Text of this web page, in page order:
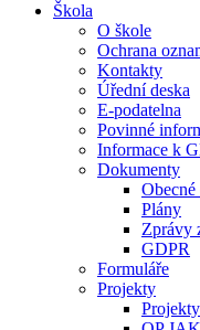
Škola
O škole
Ochrana
Kontakty
Úřední deska
E-podatelna
Povinné
Informace k
Dokumenty
Plány
Zprávy
GDPR
Formuláře
Projekty